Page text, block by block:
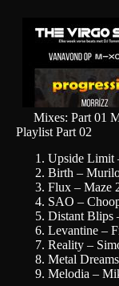
Mixes: Part 01
Playlist Part 02
Upside Limit
Birth –
Flux – Maze
SAO –
Distant Blips
Levantine –
Reality –
Metal
Melodia –